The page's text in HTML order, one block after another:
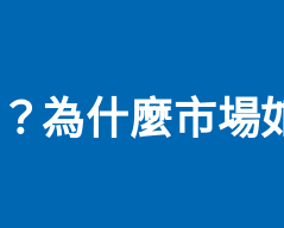
為什麼市場